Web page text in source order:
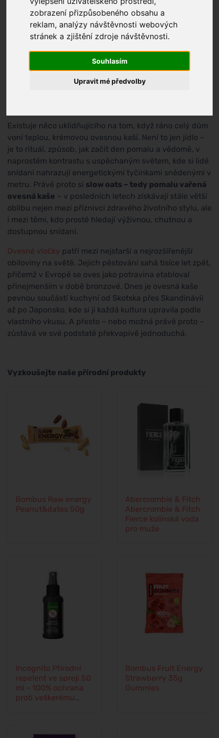
zobrazení přizpůsobeného obsahu a
reklam, analýzy návštěvnosti webových
stránek a zjištění zdroje návštěvnosti.
Souhlasím
Upravit mé předvolby
Existuje něco uklidňujícího na tom, když ráno celý dům
voní teplou, krémovou ovesnou kaší. Není to jen jídlo –
je to rituál, způsob, jak začít den pomalu a vědomě, v
naprostém kontrastu s uspěchaným světem, kde si lidé
snídani nahrazují energetickými tyčinkami snědenými v
metru. Právě proto si slow oats – tedy pomalu vařená
ovesná kaše – v posledních letech získávají stále větší
oblibu nejen mezi příznivci zdravého životního stylu, ale
i mezi těmi, kdo prostě hledají výživnou, chutnou a
dostupnou snídani.
Ovesné vločky patří mezi nejstarší a nejrozšířenější
obiloviny na světě. Jejich pěstování sahá tisíce let zpět,
přičemž v Evropě se oves jako potravina etabloval
přinejmenším v době bronzové. Dnes je ovesná kaše
pevnou součástí kuchyní od Skotska přes Skandinávii
až po Japonsko, kde si ji každá kultura upravila podle
vlastního vkusu. A přesto – nebo možná právě proto –
zůstává ve své podstatě překvapivě jednoduchá.
Vyzkoušejte naše přírodní produkty
Bombus Raw energy
Peanut&dates 50g
Abercrombie & Fitch
Abercrombie & Fitch
Fierce kolínská voda
pro muže
Incognito Přírodní
repelent ve spreji 50
ml - 100% ochrana
proti veškerému
Bombus Fruit Energy
Strawberry 35g
Gummies